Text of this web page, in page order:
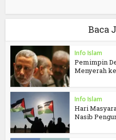
Baca
Info Islam
Pemimpin
Menyerah
Info Islam
Hari
Nasib